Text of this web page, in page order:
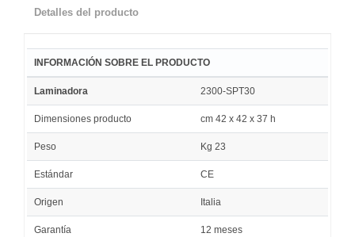
Detalles del producto
INFORMACIÓN SOBRE EL PRODUCTO
Laminadora 2300-SPT30
Dimensiones producto cm 42 x 42 x 37 h
Peso Kg 23
Estándar CE
Origen Italia
Garantía 12 meses